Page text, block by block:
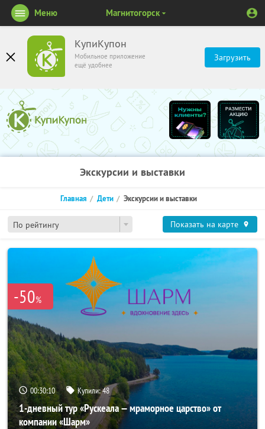
КупиКупон
Мобильное приложение
ещё удобнее
Загрузить
Меню Магнитогорск
Экскурсии и выставки
По рейтингу
Главная Дети Экскурсии и выставки
Показать на карте
-50%
00:30:09 Купили:48
1-дневный тур «Рускеала — мраморное царство» от
компании «Шарм»